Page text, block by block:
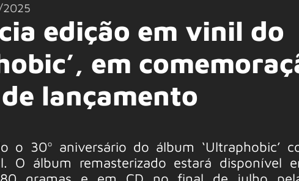
edição em vinil do
em
lançamento
o 30º aniversário do álbum ‘Ultraphobic’
O álbum remasterizado estará disponível